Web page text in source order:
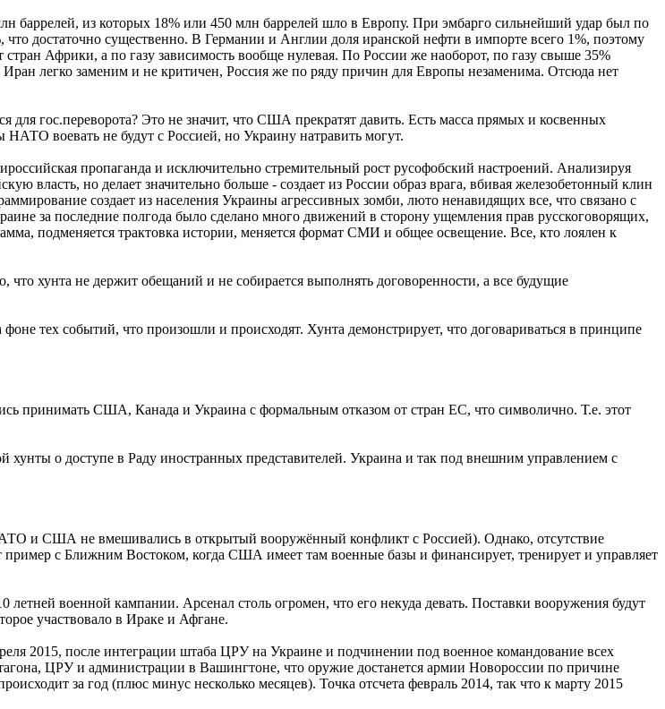
баррелей, из которых 18% или 450 млн баррелей шло в Европу. При эмбарго сильнейший удар был по
достаточно существенно. В Германии и Англии доля иранской нефти в импорте всего 1%, поэтому
Африки, а по газу зависимость вообще нулевая. По России же наоборот, по газу свыше 35%
легко заменим и не критичен, Россия же по ряду причин для Европы незаменима. Отсюда нет
для гос.переворота? Это не значит, что США прекратят давить. Есть масса прямых и косвенных
воевать не будут с Россией, но Украину натравить могут.
пропаганда и исключительно стремительный рост русофобский настроений. Анализируя
но делает значительно больше - создает из России образ врага, вбивая железобетонный клин
создает из населения Украины агрессивных зомби, люто ненавидящих все, что связано с
за последние полгода было сделано много движений в сторону ущемления прав русскоговорящих,
подменяется трактовка истории, меняется формат СМИ и общее освещение. Все, кто лоялен к
что хунта не держит обещаний и не собирается выполнять договоренности, а все будущие
тех событий, что произошли и происходят. Хунта демонстрирует, что договариваться в принципе
принимать США, Канада и Украина с формальным отказом от стран ЕС, что символично. Т.е. этот
о доступе в Раду иностранных представителей. Украина и так под внешним управлением с
и США не вмешивались в открытый вооружённый конфликт с Россией). Однако, отсутствие
с Ближним Востоком, когда США имеет там военные базы и финансирует, тренирует и управляет
военной кампании. Арсенал столь огромен, что его некуда девать. Поставки вооружения будут
участвовало в Ираке и Афгане.
2015, после интеграции штаба ЦРУ на Украине и подчинении под военное командование всех
ЦРУ и администрации в Вашингтоне, что оружие достанется армии Новороссии по причине
за год (плюс минус несколько месяцев). Точка отсчета февраль 2014, так что к марту 2015